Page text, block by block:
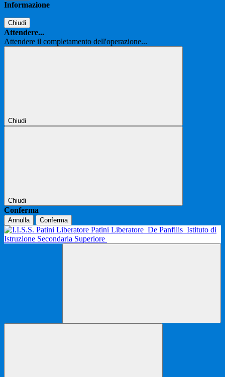
Informazione
Chiudi
Attendere...
Attendere il completamento dell'operazione...
Chiudi
Chiudi
Conferma
Annulla Conferma
Patini Liberatore De Panfilis Istituto di
Istruzione Secondaria Superiore